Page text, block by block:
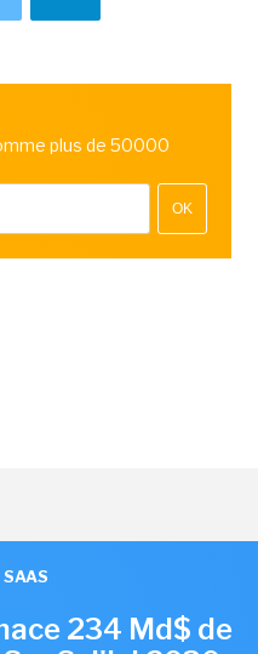
plus de 50000
OK
SAAS
234 Md$ de